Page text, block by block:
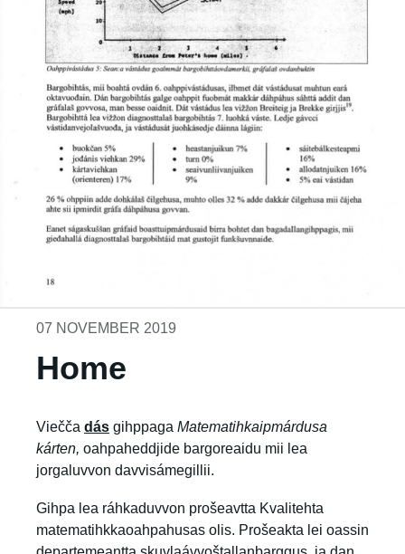
07 NOVEMBER 2019
Home
Viečča dás gihppaga Matematihkaipmárdusa
kárten, oahpaheddjide bargoreaidu mii lea
jorgaluvvon davvisámegillii.
Gihpa lea ráhkaduvvon prošeavtta Kvalitehta
matematihkkaoahpahusas olis. Prošeakta lei oassin